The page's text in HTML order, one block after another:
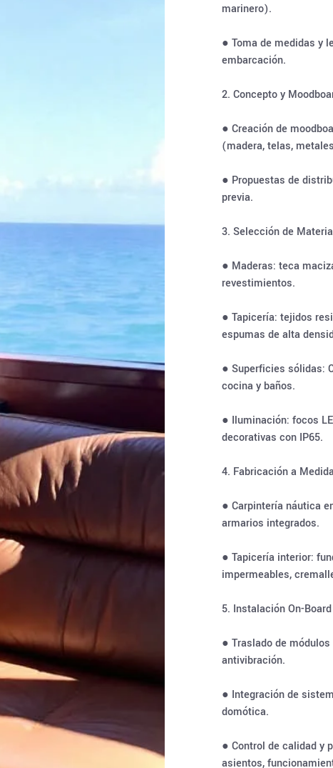
marinero).
● Toma de medidas y
embarcación.
2. Concepto y
● Creación de
(madera, telas,
● Propuestas de
previa.
3. Selección de
● Maderas: teca
revestimientos.
● Tapicería: tejidos
espumas de alta
● Superficies sólidas:
cocina y baños.
● Iluminación: focos
decorativas con IP65.
4. Fabricación a Medida
● Carpintería náutica
armarios integrados.
● Tapicería interior:
impermeables,
5. Instalación On-Board
● Traslado de
antivibración.
● Integración de
domótica.
● Control de calidad y
asientos,